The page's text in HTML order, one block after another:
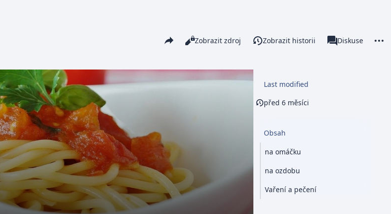
Share this pageZobrazení
Číst
Zobrazit zdroj Zobrazit historii associated-pages
Stránka
Diskuse
Last modified
před 6 měsíci
Obsah
na omáčku
na ozdobu
Vaření a pečení